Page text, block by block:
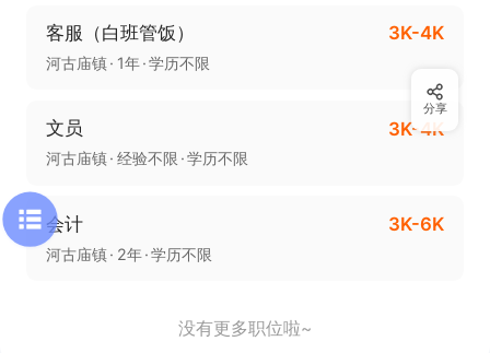
客服（白班管饭） 3K-4K
河古庙镇 1年 学历不限
文员 3K-4K
河古庙镇 经验不限 学历不限
会计 3K-6K
河古庙镇 2年 学历不限
没有更多职位啦~
分享